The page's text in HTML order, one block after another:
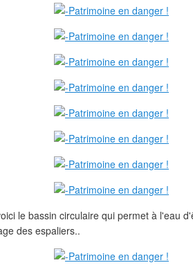
le bassin circulaire qui permet à l'eau
des espaliers..